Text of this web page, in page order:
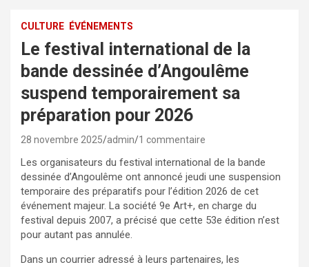
CULTURE ÉVÉNEMENTS
Le festival international de la
bande dessinée d’Angoulême
suspend temporairement sa
préparation pour 2026
28 novembre 2025 admin 1 commentaire
Les organisateurs du festival international de la bande
dessinée d’Angoulême ont annoncé jeudi une suspension
temporaire des préparatifs pour l’édition 2026 de cet
événement majeur. La société 9e Art+, en charge du
festival depuis 2007, a précisé que cette 53e édition n’est
pour autant pas annulée.
Dans un courrier adressé à leurs partenaires, les